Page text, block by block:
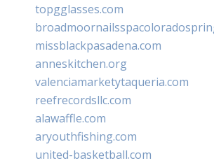
topgglasses.com
missblackpasadena.com
anneskitchen.org
valenciamarketytaqueria.com
reefrecordsllc.com
alawaffle.com
aryouthfishing.com
united-basketball.com